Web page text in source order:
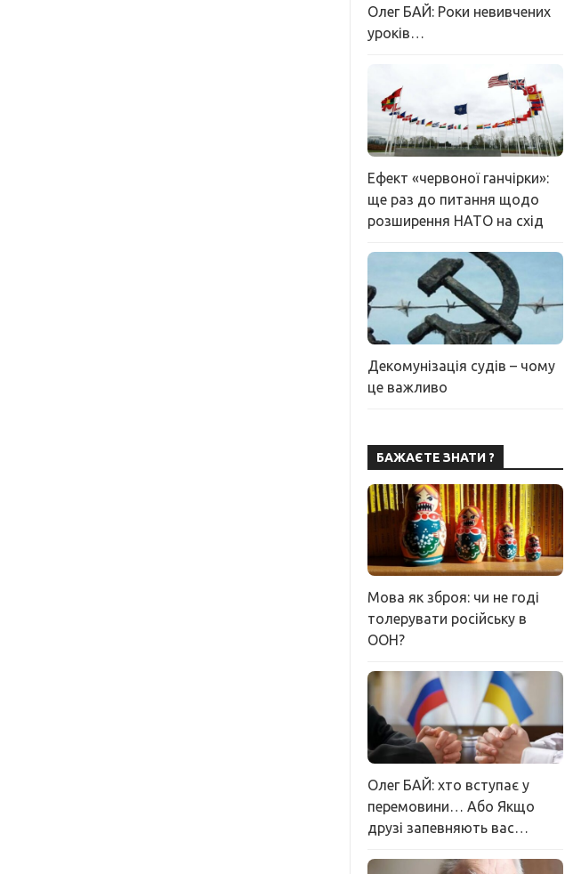
Олег БАЙ: Роки невивчених
уроків…
Ефект «червоної ганчірки»:
ще раз до питання щодо
розширення НАТО на схід
Декомунізація судів – чому
це важливо
БАЖАЄТЕ ЗНАТИ ?
Мова як зброя: чи не годі
толерувати російську в
ООН?
Олег БАЙ: хто вступає у
перемовини… Або Якщо
друзі запевняють вас…